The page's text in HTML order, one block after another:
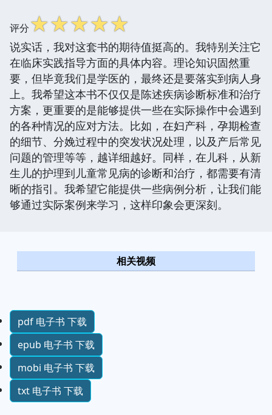
评分☆☆☆☆☆
说实话，我对这套书的期待值挺高的。我特别关注它
在临床实践指导方面的具体内容。理论知识固然重
要，但毕竟我们是学医的，最终还是要落实到病人身
上。我希望这本书不仅仅是陈述疾病诊断标准和治疗
方案，更重要的是能够提供一些在实际操作中会遇到
的各种情况的应对方法。比如，在妇产科，孕期检查
的细节、分娩过程中的突发状况处理，以及产后常见
问题的管理等等，越详细越好。同样，在儿科，从新
生儿的护理到儿童常见病的诊断和治疗，都需要有清
晰的指引。我希望它能提供一些病例分析，让我们能
够通过实际案例来学习，这样印象会更深刻。
相关视频
pdf 电子书 下载
epub 电子书 下载
mobi 电子书 下载
txt 电子书 下载